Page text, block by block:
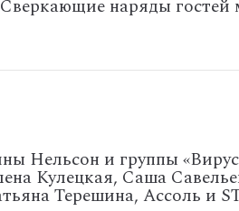
наряды гостей
Нельсон и группы
Кулецкая, Саша
Терешина, Ассоль